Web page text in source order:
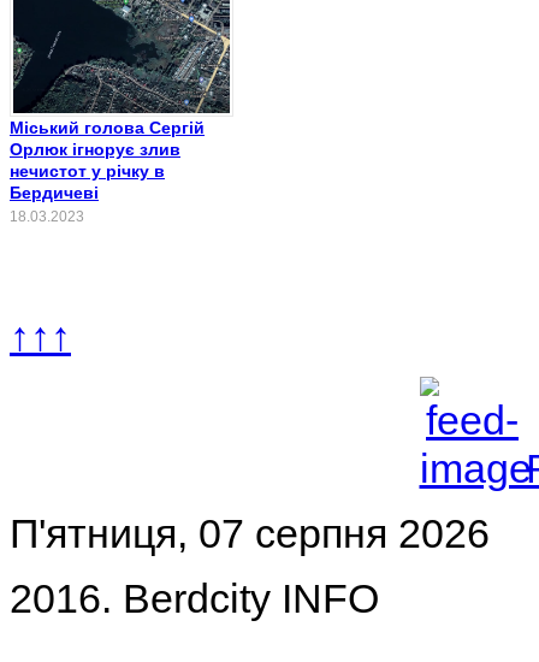
Міський голова Сергій
Орлюк ігнорує злив
нечистот у річку в
Бердичеві
18.03.2023
↑↑↑
П'ятниця, 07 серпня 2026
2016. Berdcity INFO